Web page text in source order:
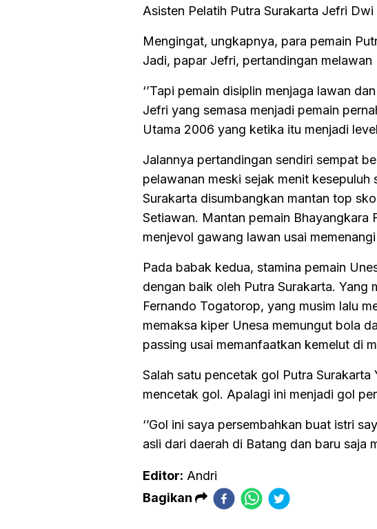
Asisten Pelatih Putra Surakarta Jefri Dwi
Mengingat, ungkapnya, para pemain
Jadi, papar Jefri, pertandingan
‘’Tapi pemain disiplin menjaga lawan
Jefri yang semasa menjadi pemain
Utama 2006 yang ketika itu menjadi
Jalannya pertandingan sendiri sempat
pelawanan meski sejak menit
Surakarta disumbangkan mantan top
Setiawan. Mantan pemain Bhayangkara
menjevol gawang lawan usai
Pada babak kedua, stamina pemain
dengan baik oleh Putra Surakarta. Yang
Fernando Togatorop, yang musim lalu
memaksa kiper Unesa memungut bola
passing usai memanfaatkan kemelut di
Salah satu pencetak gol Putra
mencetak gol. Apalagi ini menjadi gol
‘’Gol ini saya persembahkan buat istri
asli dari daerah di Batang dan baru saja
Editor: Andri
Bagikan